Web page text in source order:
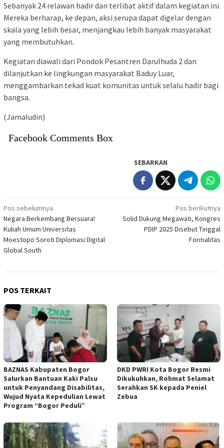
Sebanyak 24 relawan hadir dan terlibat aktif dalam kegiatan ini.
Mereka berharap, ke depan, aksi serupa dapat digelar dengan
skala yang lebih besar, menjangkau lebih banyak masyarakat
yang membutuhkan.
Kegiatan diawali dari Pondok Pesantren Darulhuda 2 dan
dilanjutkan ke lingkungan masyarakat Baduy Luar,
menggambarkan tekad kuat komunitas untuk selalu hadir bagi
bangsa.
(Jamaludin)
Facebook Comments Box
SEBARKAN
Navigasi
pos
Pos sebelumnya
Negara Berkembang Bersuara!
Kuliah Umum Universitas
Moestopo Soroti Diplomasi Digital
Global South
Pos berikutnya
Solid Dukung Megawati, Kongres
PDIP 2025 Disebut Tinggal
Formalitas
POS TERKAIT
BAZNAS Kabupaten Bogor
Salurkan Bantuan Kaki Palsu
untuk Penyandang Disabilitas,
Wujud Nyata Kepedulian Lewat
Program “Bogor Peduli”
DKD PWRI Kota Bogor Resmi
Dikukuhkan, Rohmat Selamat
Serahkan SK kepada Peniel
Zebua